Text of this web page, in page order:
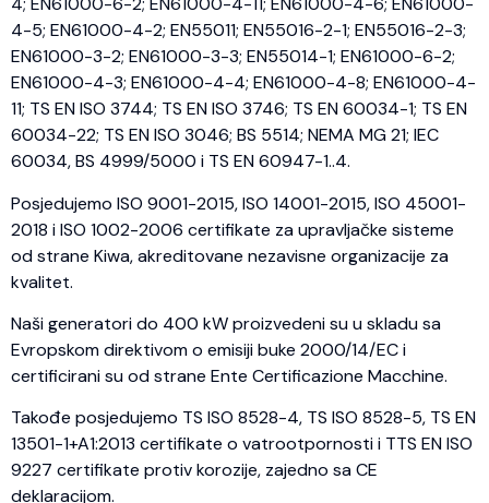
4-5; EN61000-4-2; EN55011; EN55016-2-1; EN55016-2-3;
EN61000-3-2; EN61000-3-3; EN55014-1; EN61000-6-2;
EN61000-4-3; EN61000-4-4; EN61000-4-8; EN61000-4-
11; TS EN ISO 3744; TS EN ISO 3746; TS EN 60034-1; TS EN
60034-22; TS EN ISO 3046; BS 5514; NEMA MG 21; IEC
60034, BS 4999/5000 i TS EN 60947-1..4.
Posjedujemo ISO 9001-2015, ISO 14001-2015, ISO 45001-
2018 i ISO 1002-2006 certifikate za upravljačke sisteme
od strane Kiwa, akreditovane nezavisne organizacije za
kvalitet.
Naši generatori do 400 kW proizvedeni su u skladu sa
Evropskom direktivom o emisiji buke 2000/14/EC i
certificirani su od strane Ente Certificazione Macchine.
Takođe posjedujemo TS ISO 8528-4, TS ISO 8528-5, TS EN
13501-1+A1:2013 certifikate o vatrootpornosti i TTS EN ISO
9227 certifikate protiv korozije, zajedno sa CE
deklaracijom.